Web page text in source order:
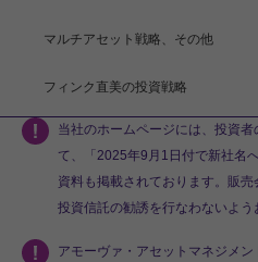
マルチアセット戦略、その他
フィンク直美の投資戦略
当社のホームページには、投資
て、「2025年9月1日付で新社名
資料も掲載されております。販
投資信託の勧誘を行なわないよう
アモーヴァ・アセットマネジメ